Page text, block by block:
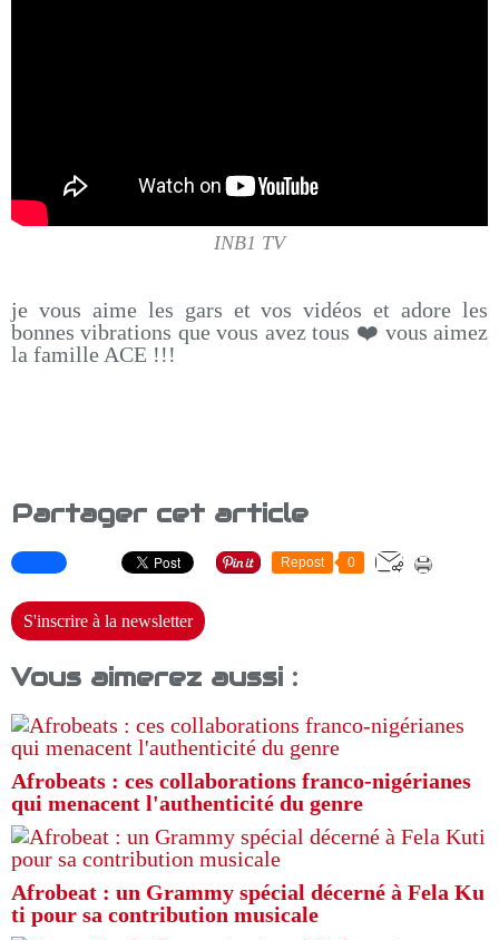
INB1 TV
je vous aime les gars et vos vidéos et adore les
bonnes vibrations que vous avez tous ❤️ vous aimez
la famille ACE !!!
Partager cet article
Repost 0
S'inscrire à la newsletter
Vous aimerez aussi :
Afrobeats : ces collaborations franco-nigérianes
qui menacent l'authenticité du genre
Afrobeat : un Grammy spécial décerné à Fela Ku
ti pour sa contribution musicale